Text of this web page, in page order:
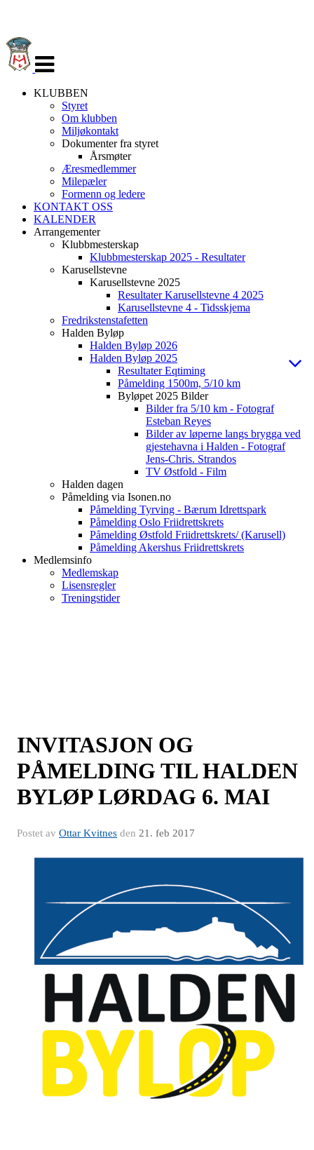
navigasjon
KLUBBEN
Styret
Om klubben
Miljøkontakt
Dokumenter fra styret
Årsmøter
Æresmedlemmer
Milepæler
Formenn og ledere
KONTAKT OSS
KALENDER
Arrangementer
Klubbmesterskap
Klubbmesterskap 2025 - Resultater
Karusellstevne
Karusellstevne 2025
Resultater Karusellstevne 4 2025
Karusellstevne 4 - Tidsskjema
Fredrikstenstafetten
Halden Byløp
Halden Byløp 2026
Halden Byløp 2025
Resultater Eqtiming
Påmelding 1500m, 5/10 km
Byløpet 2025 Bilder
Bilder fra 5/10 km - Fotograf
Esteban Reyes
Bilder av løperne langs brygga ved
gjestehavna i Halden - Fotograf
Jens-Chris. Strandos
TV Østfold - Film
Halden dagen
Påmelding via Isonen.no
Påmelding Tyrving - Bærum Idrettspark
Påmelding Oslo Friidrettskrets
Påmelding Østfold Friidrettskrets/ (Karusell)
Påmelding Akershus Friidrettskrets
Medlemsinfo
Medlemskap
Lisensregler
Treningstider
INVITASJON OG
PÅMELDING TIL HALDEN
BYLØP LØRDAG 6. MAI
Postet av Ottar Kvitnes den 21. feb 2017